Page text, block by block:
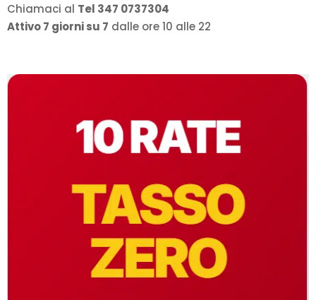
Chiamaci al Tel 347 0737304
Attivo 7 giorni su 7 dalle ore 10 alle 22